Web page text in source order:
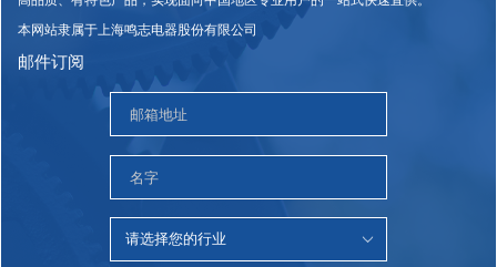
本网站隶属于上海鸣志电器股份有限公司
邮件订阅